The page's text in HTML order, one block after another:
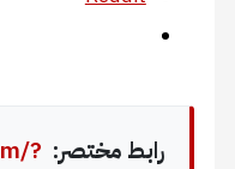
رابط مختصر: ?